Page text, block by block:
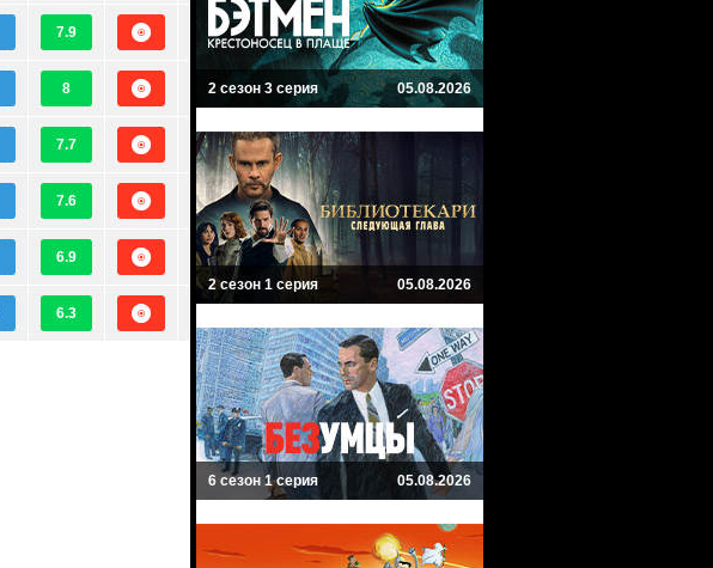
7.9
8
7.7
7.6
6.9
6.3
2 сезон 3 серия 05.08.2026
2 сезон 1 серия 05.08.2026
6 сезон 1 серия 05.08.2026